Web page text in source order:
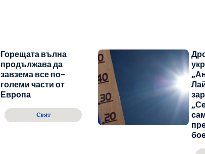
Горещата вълна
продължава да
завзема все по-
големи части от
Европа
Свят